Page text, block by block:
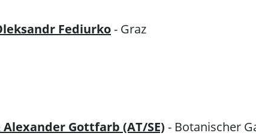
Fediurko- Graz
Gottfarb (AT/SE) - Botanischer